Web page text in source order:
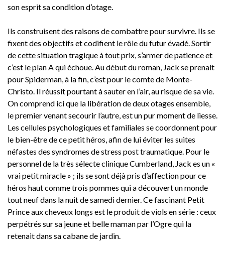
son esprit sa condition d’otage.
Ils construisent des raisons de combattre pour survivre. Ils se
fixent des objectifs et codifient le rôle du futur évadé. Sortir
de cette situation tragique à tout prix, s’armer de patience et
c’est le plan A qui échoue. Au début du roman, Jack se prenait
pour Spiderman, à la fin, c’est pour le comte de Monte-
Christo. Il réussit pourtant à sauter en l’air, au risque de sa vie.
On comprend ici que la libération de deux otages ensemble,
le premier venant secourir l’autre, est un pur moment de liesse.
Les cellules psychologiques et familiales se coordonnent pour
le bien-être de ce petit héros, afin de lui éviter les suites
néfastes des syndromes de stress post traumatique. Pour le
personnel de la très sélecte clinique Cumberland, Jack es un «
vrai petit miracle » ; ils se sont déjà pris d’affection pour ce
héros haut comme trois pommes qui a découvert un monde
tout neuf dans la nuit de samedi dernier. Ce fascinant Petit
Prince aux cheveux longs est le produit de viols en série : ceux
perpétrés sur sa jeune et belle maman par l’Ogre qui la
retenait dans sa cabane de jardin.